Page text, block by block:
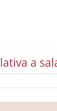
a